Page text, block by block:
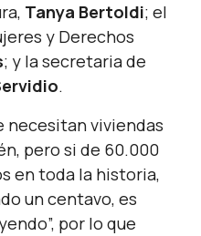
Tanya Bertoldi; el
y Derechos
; y la secretaria de
.
necesitan viviendas
pero si de 60.000
en toda la historia,
un centavo, es
”, por lo que